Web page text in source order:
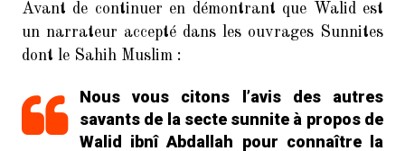
Avant de continuer en démontrant que Walid est
un narrateur accepté dans les ouvrages Sunnites
dont le Sahih Muslim :
Nous vous citons l’avis des autres
savants de la secte sunnite à propos de
Walid ibnî Abdallah pour connaître la